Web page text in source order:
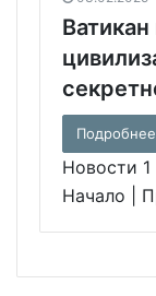
Подробнее
Новости
Начало |